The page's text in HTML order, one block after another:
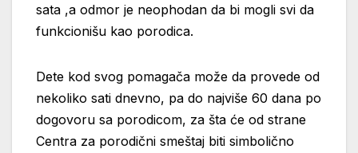
sata ,a odmor je neophodan da bi mogli svi da
funkcionišu kao porodica.
Dete kod svog pomagača može da provede od
nekoliko sati dnevno, pa do najviše 60 dana po
dogovoru sa porodicom, za šta će od strane
Centra za porodični smeštaj biti simbolično